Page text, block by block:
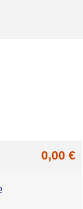
0,00 €